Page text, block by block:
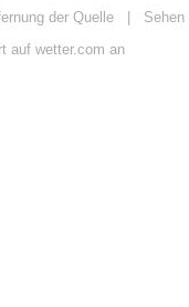
der Quelle
auf wetter.com an